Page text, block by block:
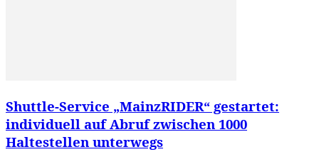
Shuttle-Service „MainzRIDER“ gestartet:
individuell auf Abruf zwischen 1000
Haltestellen unterwegs